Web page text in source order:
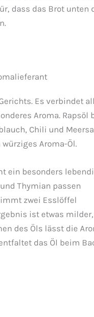
dass das Brot
Es verbindet
Aroma. Rapsöl
Chili und
Aroma-Öl.
ein besonders
Thymian passen
zwei Esslöffel
ist etwas
des Öls lässt die
das Öl beim